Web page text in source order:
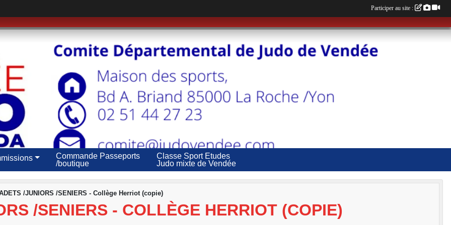
Commande Passeports
/boutique
Classe Sport Etudes
Judo mixte de Vendée
/JUNIORS /SENIERS - Collège Herriot (copie)
/SENIERS - COLLÈGE HERRIOT (COPIE)
Participer au site :